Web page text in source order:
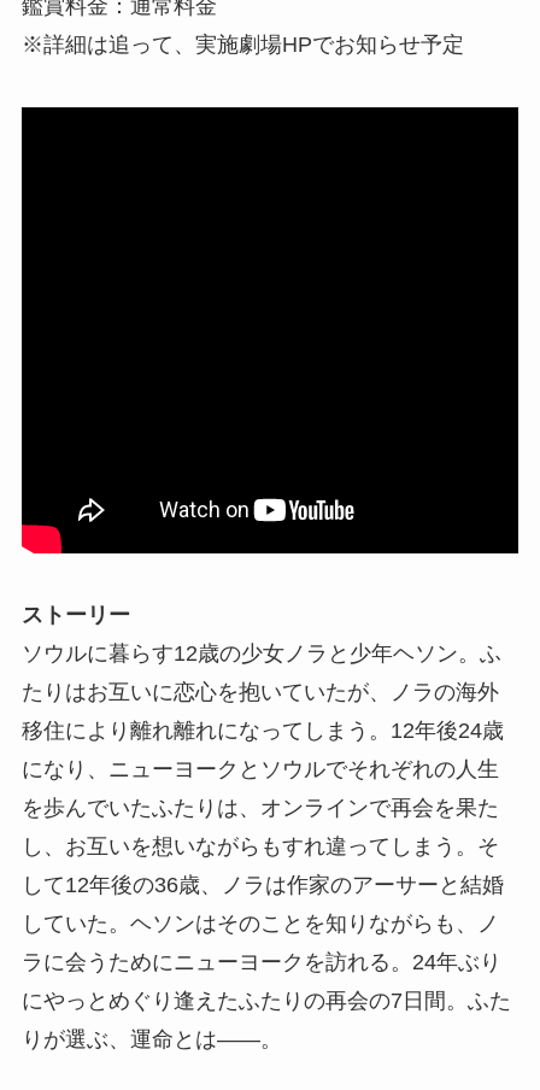
鑑賞料金：通常料金
※詳細は追って、実施劇場HPでお知らせ予定
ストーリー
ソウルに暮らす12歳の少女ノラと少年ヘソン。ふ
たりはお互いに恋心を抱いていたが、ノラの海外
移住により離れ離れになってしまう。12年後24歳
になり、ニューヨークとソウルでそれぞれの人生
を歩んでいたふたりは、オンラインで再会を果た
し、お互いを想いながらもすれ違ってしまう。そ
して12年後の36歳、ノラは作家のアーサーと結婚
していた。ヘソンはそのことを知りながらも、ノ
ラに会うためにニューヨークを訪れる。24年ぶり
にやっとめぐり逢えたふたりの再会の7日間。ふた
りが選ぶ、運命とは――。